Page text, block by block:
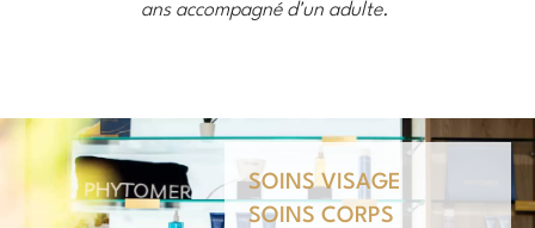
ans accompagné d'un adulte.
SOINS VISAGE
SOINS CORPS